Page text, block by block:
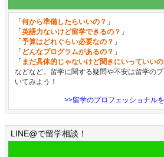
「何から準備したらいいの？ 」
「英語力ないけど留学できるの？ 」
「予算はどれぐらい必要なの？ 」
「 どんなプログラムがあるの？ 」
「 まだ具体的じゃないけど聞きにいっていいの
などなど。留学に関する疑問や不安は留学の
いてみよう！
>>留学のプロフェッショナル
LINE@で留学相談！